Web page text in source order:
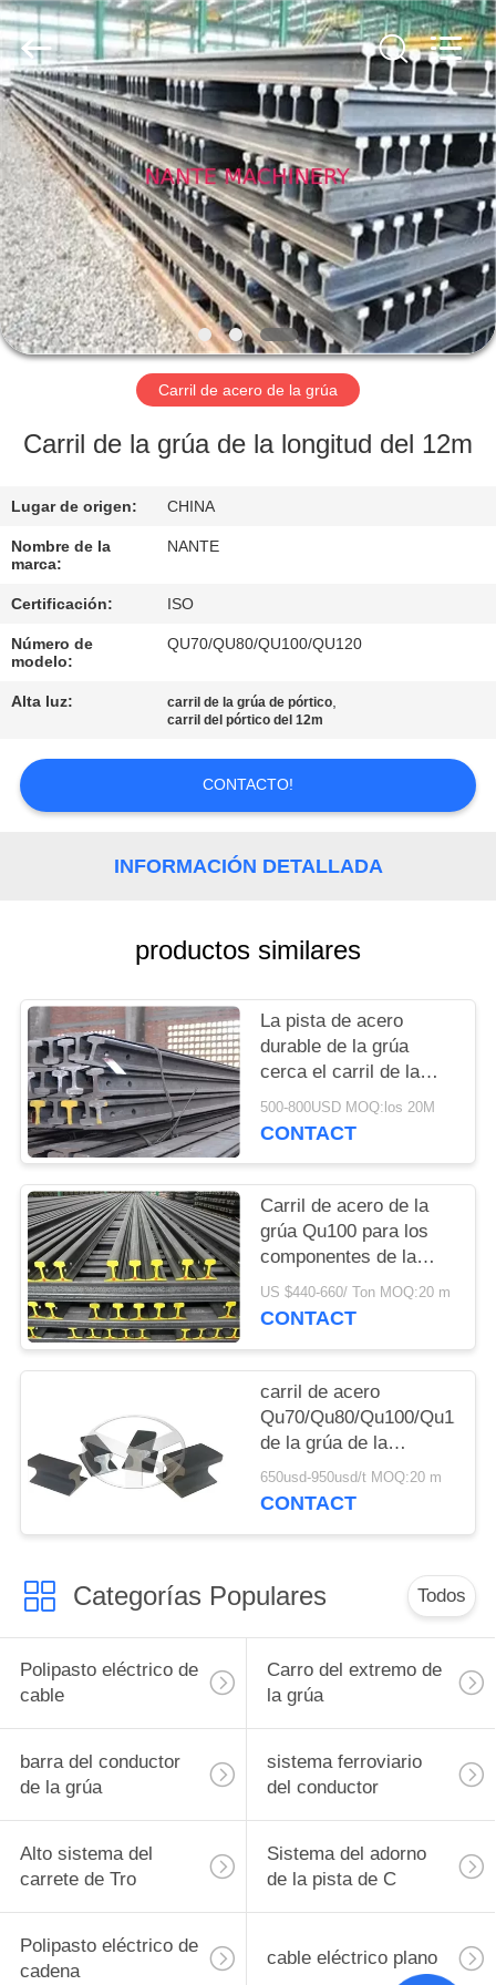
INICIO
PRODUCTOS
SOBRE
NOSOTROS
VISITA
LA
CONTROL
DE
CALIDAD
SOLICITAR
UNA
COTIZACIÓN
MAPA
DEL
SITIO
PRIVACY
POLICY
Shaoxing
Nante
Lifting
Eqiupment
Co.,Ltd..
All
Rights
Reserved.
Carril de acero de la grúa
Carril de la grúa de la longitud del 12m
Lugar de origen: CHINA
Nombre de la
marca:
NANTE
Certificación: ISO
Número de
modelo:
QU70/QU80/QU100/QU120
Alta luz: carril de la grúa de pórtico,
carril del pórtico del 12m
CONTACTO!
INFORMACIÓN DETALLADA
productos similares
La pista de acero
durable de la grúa
cerca el carril de la
grúa con barandilla
Qu70 con GB3426-82
500-800USD MOQ:los 20M
CONTACT
Carril de acero de la
grúa Qu100 para los
componentes de la
grúa de arriba/de la
grúa de puente
US $440-660/ Ton MOQ:20 m
CONTACT
carril de acero
Qu70/Qu80/Qu100/Qu120
de la grúa de la
longitud U71mn del
12m
650usd-950usd/t MOQ:20 m
CONTACT
Categorías Populares Todos
Polipasto eléctrico de
cable
Carro del extremo de
la grúa
barra del conductor
de la grúa
sistema ferroviario
del conductor
Alto sistema del
carrete de Tro
Sistema del adorno
de la pista de C
Polipasto eléctrico de
cadena
cable eléctrico plano